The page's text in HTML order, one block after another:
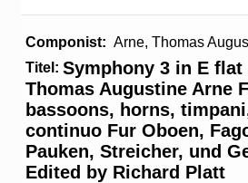
Componist: Arne, Thomas
Titel: Symphony 3 in E
Thomas Augustine Arne
bassoons, horns,
continuo Fur Oboen,
Pauken, Streicher, und
Edited by Richard Platt